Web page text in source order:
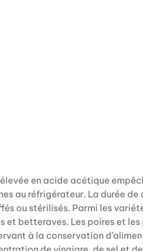
en acide acétique
au réfrigérateur. La durée
ou stérilisés. Parmi les
betteraves. Les poires et les
à la conservation